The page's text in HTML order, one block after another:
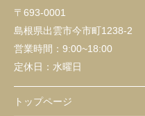
〒693-0001
島根県出雲市今市町1238-2
営業時間： 9:00~18:00
定休日： 水曜日
トップページ